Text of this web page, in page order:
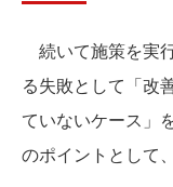
続いて施策を実
る失敗として「改
ていないケース」
のポイントとして